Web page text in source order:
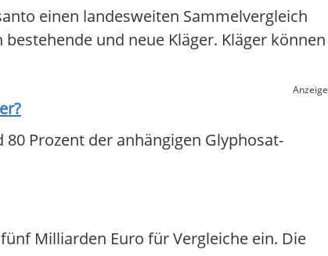
einen landesweiten Sammelvergleich
und neue Kläger. Kläger können
Anzeige
?
Prozent der anhängigen Glyphosat-
Milliarden Euro für Vergleiche ein. Die